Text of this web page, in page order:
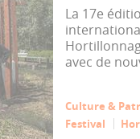
La 17e
avec de
Culture &
Festival